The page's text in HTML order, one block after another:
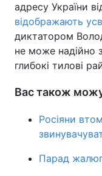
адресу України
відображають
диктатором
не може надійно
глибокі тилові
Вас також
Росіяни
Парад